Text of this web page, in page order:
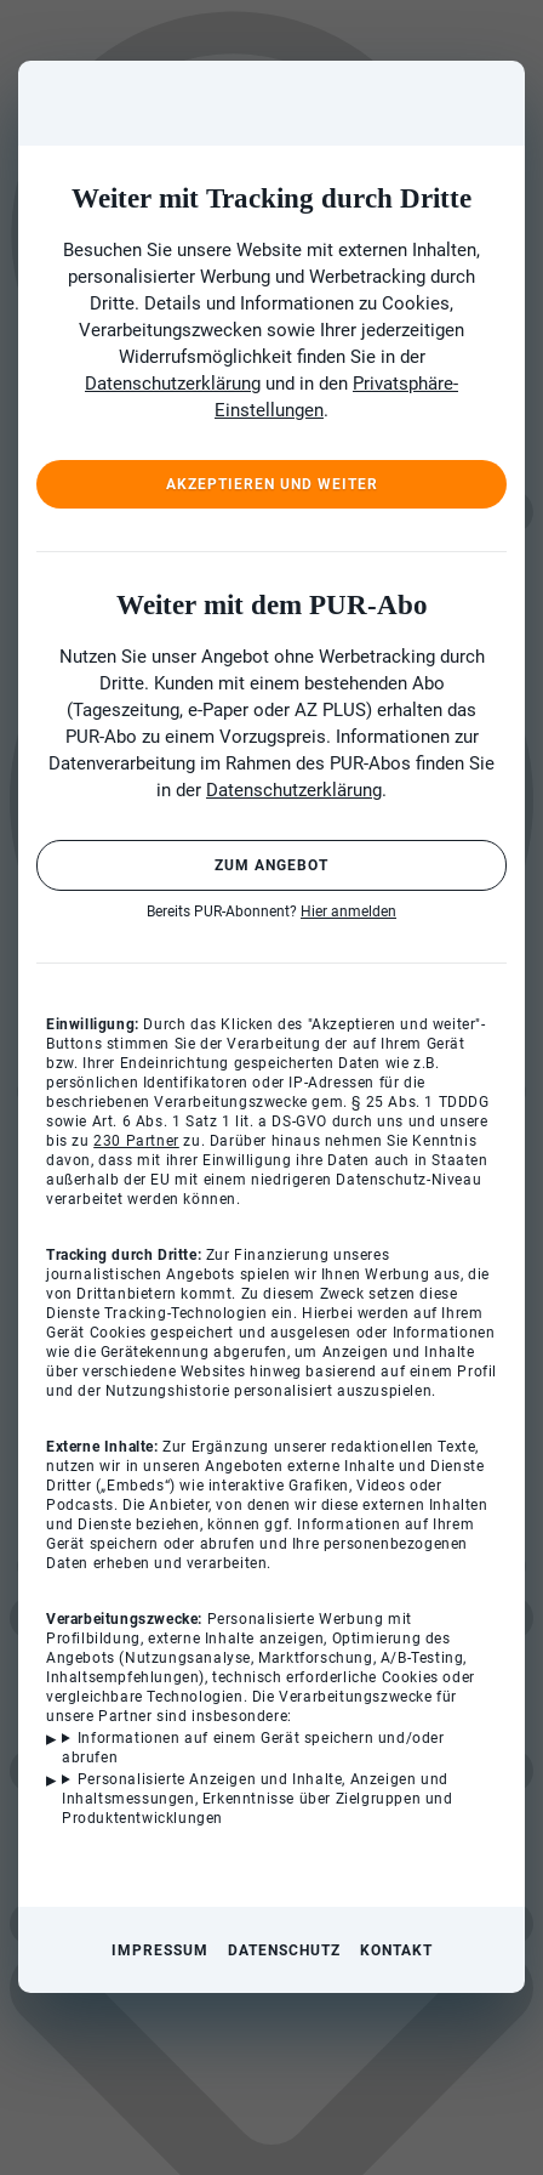
Weiter mit Tracking durch Dritte
Besuchen Sie unsere Website mit externen Inhalten,
personalisierter Werbung und Werbetracking durch
Dritte. Details und Informationen zu Cookies,
Verarbeitungszwecken sowie Ihrer jederzeitigen
Widerrufsmöglichkeit finden Sie in der
Datenschutzerklärung und in den Privatsphäre-
Einstellungen.
AKZEPTIEREN UND WEITER
Weiter mit dem PUR-Abo
Nutzen Sie unser Angebot ohne Werbetracking durch
Dritte. Kunden mit einem bestehenden Abo
(Tageszeitung, e-Paper oder AZ PLUS) erhalten das
PUR-Abo zu einem Vorzugspreis. Informationen zur
Datenverarbeitung im Rahmen des PUR-Abos finden Sie
in der Datenschutzerklärung.
ZUM ANGEBOT
Bereits PUR-Abonnent? Hier anmelden
Einwilligung: Durch das Klicken des "Akzeptieren und weiter"-
Buttons stimmen Sie der Verarbeitung der auf Ihrem Gerät
bzw. Ihrer Endeinrichtung gespeicherten Daten wie z.B.
persönlichen Identifikatoren oder IP-Adressen für die
beschriebenen Verarbeitungszwecke gem. § 25 Abs. 1 TDDDG
sowie Art. 6 Abs. 1 Satz 1 lit. a DS-GVO durch uns und unsere
bis zu230 Partner zu. Darüber hinaus nehmen Sie Kenntnis
davon, dass mit ihrer Einwilligung ihre Daten auch in Staaten
außerhalb der EU mit einem niedrigeren Datenschutz-Niveau
verarbeitet werden können.
Tracking durch Dritte: Zur Finanzierung unseres
journalistischen Angebots spielen wir Ihnen Werbung aus, die
von Drittanbietern kommt. Zu diesem Zweck setzen diese
Dienste Tracking-Technologien ein. Hierbei werden auf Ihrem
Gerät Cookies gespeichert und ausgelesen oder Informationen
wie die Gerätekennung abgerufen, um Anzeigen und Inhalte
über verschiedene Websites hinweg basierend auf einem Profil
und der Nutzungshistorie personalisiert auszuspielen.
Externe Inhalte:Zur Ergänzung unserer redaktionellen Texte,
nutzen wir in unseren Angeboten externe Inhalte und Dienste
Dritter („Embeds“) wie interaktive Grafiken, Videos oder
Podcasts. Die Anbieter, von denen wir diese externen Inhalten
und Dienste beziehen, können ggf. Informationen auf Ihrem
Gerät speichern oder abrufen und Ihre personenbezogenen
Daten erheben und verarbeiten.
Verarbeitungszwecke: Personalisierte Werbung mit
Profilbildung, externe Inhalte anzeigen, Optimierung des
Angebots (Nutzungsanalyse, Marktforschung, A/B-Testing,
Inhaltsempfehlungen), technisch erforderliche Cookies oder
vergleichbare Technologien. Die Verarbeitungszwecke für
unsere Partner sind insbesondere:
Informationen auf einem Gerät speichern und/oder
abrufen
Personalisierte Anzeigen und Inhalte, Anzeigen und
Inhaltsmessungen, Erkenntnisse über Zielgruppen und
Produktentwicklungen
IMPRESSUM DATENSCHUTZ KONTAKT